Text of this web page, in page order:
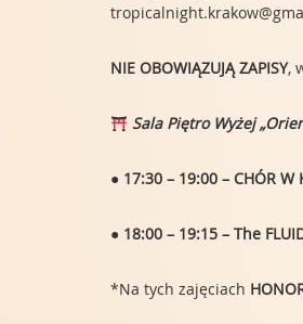
NIE OBOWIĄZUJĄ ZAPISY,
Sala Piętro Wyżej
● 17:30 – 19:00 – CHÓR
● 18:00 – 19:15 – The
*Na tych zajęciach